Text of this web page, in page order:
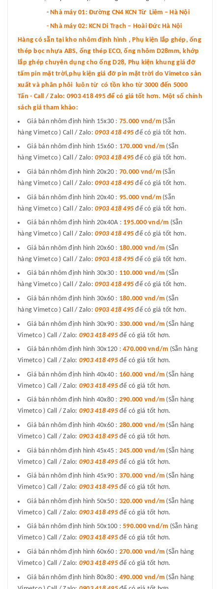
- Nhà máy 01: Đường CN4 KCN Từ Liêm – Hà Nội
- Nhà máy 02: KCN Di Trạch – Hoài Đức Hà Nội
Hàng có sẵn tại kho nhôm định hình , Phụ kiện lắp ghép, ống
thép bọc nhựa ABS, ống thép ECO, ống nhôm D28mm, khớp
lắp ghép chuyên dụng cho ống D28, Phụ kiện khung giá đỡ
tấm pin mặt trời,phụ kiện giá đỡ pin mặt trời do Vimetco sản
xuất và phân phôi luôn từ có tồn kho từ 3000 đến 5000
Tấn - Call / Zalo: 0903 418 495 để có giá tốt hơn. Một số chính
sách giá tham khảo:
Giá bán nhôm định hình 15x30 : 75.000 vnd/m (Sẵn
hàng Vimetco ) Call / Zalo: 0903 418 495 để có giá tốt hơn.
Giá bán nhôm định hình 15x60 : 170.000 vnd/m (Sẵn
hàng Vimetco ) Call / Zalo: 0903 418 495 để có giá tốt hơn.
Giá bán nhôm định hình 20x20 : 70.000 vnd/m (Sẵn
hàng Vimetco ) Call / Zalo: 0903 418 495 để có giá tốt hơn.
Giá bán nhôm định hình 20x40 : 95.000 vnd/m (Sẵn
hàng Vimetco ) Call / Zalo: 0903 418 495 để có giá tốt hơn.
Giá bán nhôm định hình 20x40A : 195.000 vnd/m (Sẵn
hàng Vimetco ) Call / Zalo: 0903 418 495 để có giá tốt hơn.
Giá bán nhôm định hình 20x60 : 180.000 vnd/m (Sẵn
hàng Vimetco ) Call / Zalo: 0903 418 495 để có giá tốt hơn.
Giá bán nhôm định hình 30x30 : 110.000 vnd/m (Sẵn
hàng Vimetco ) Call / Zalo: 0903 418 495để có giá tốt hơn.
Giá bán nhôm định hình 30x60 : 180.000 vnd/m (Sẵn
hàng Vimetco ) Call / Zalo: 0903 418 495 để có giá tốt hơn.
Giá bán nhôm định hình 30x90 : 330.000 vnd/m (Sẵn hàng
Vimetco ) Call / Zalo: 0903 418 495 để có giá tốt hơn.
Giá bán nhôm định hình 30x120 : 470.000 vnd/m (Sẵn hàng
Vimetco ) Call / Zalo: 0903 418 495để có giá tốt hơn.
Giá bán nhôm định hình 40x40 : 160.000 vnd/m (Sẵn hàng
Vimetco ) Call / Zalo: 0903 418 495để có giá tốt hơn.
Giá bán nhôm định hình 40x80 : 290.000 vnd/m (Sẵn hàng
Vimetco ) Call / Zalo: 0903 418 495để có giá tốt hơn.
Giá bán nhôm định hình 40x60 : 280.000 vnd/m (Sẵn hàng
Vimetco ) Call / Zalo: 0903 418 495để có giá tốt hơn.
Giá bán nhôm định hình 45x45 : 245.000 vnd/m (Sẵn hàng
Vimetco ) Call / Zalo: 0903 418 495 để có giá tốt hơn.
Giá bán nhôm định hình 45x90 : 370.000 vnd/m (Sẵn hàng
Vimetco ) Call / Zalo: 0903 418 495để có giá tốt hơn.
Giá bán nhôm định hình 50x50 : 320.000 vnd/m (Sẵn hàng
Vimetco ) Call / Zalo: 0903 418 495để có giá tốt hơn.
Giá bán nhôm định hình 50x100 : 590.000 vnd/m (Sẵn hàng
Vimetco ) Call / Zalo: 0903 418 495để có giá tốt hơn.
Giá bán nhôm định hình 60x60 : 270.000 vnd/m (Sẵn hàng
Vimetco ) Call / Zalo: 0903 418 495để có giá tốt hơn.
Giá bán nhôm định hình 80x80 : 490.000 vnd/m (Sẵn hàng